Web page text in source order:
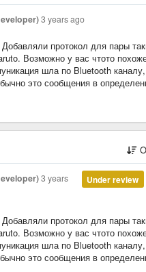
3 years ago
протокол для пары
Возможно у вас чтото
шла по Bluetooth
это сообщения в
Under review
3 years
протокол для пары
Возможно у вас чтото
шла по Bluetooth
это сообщения в